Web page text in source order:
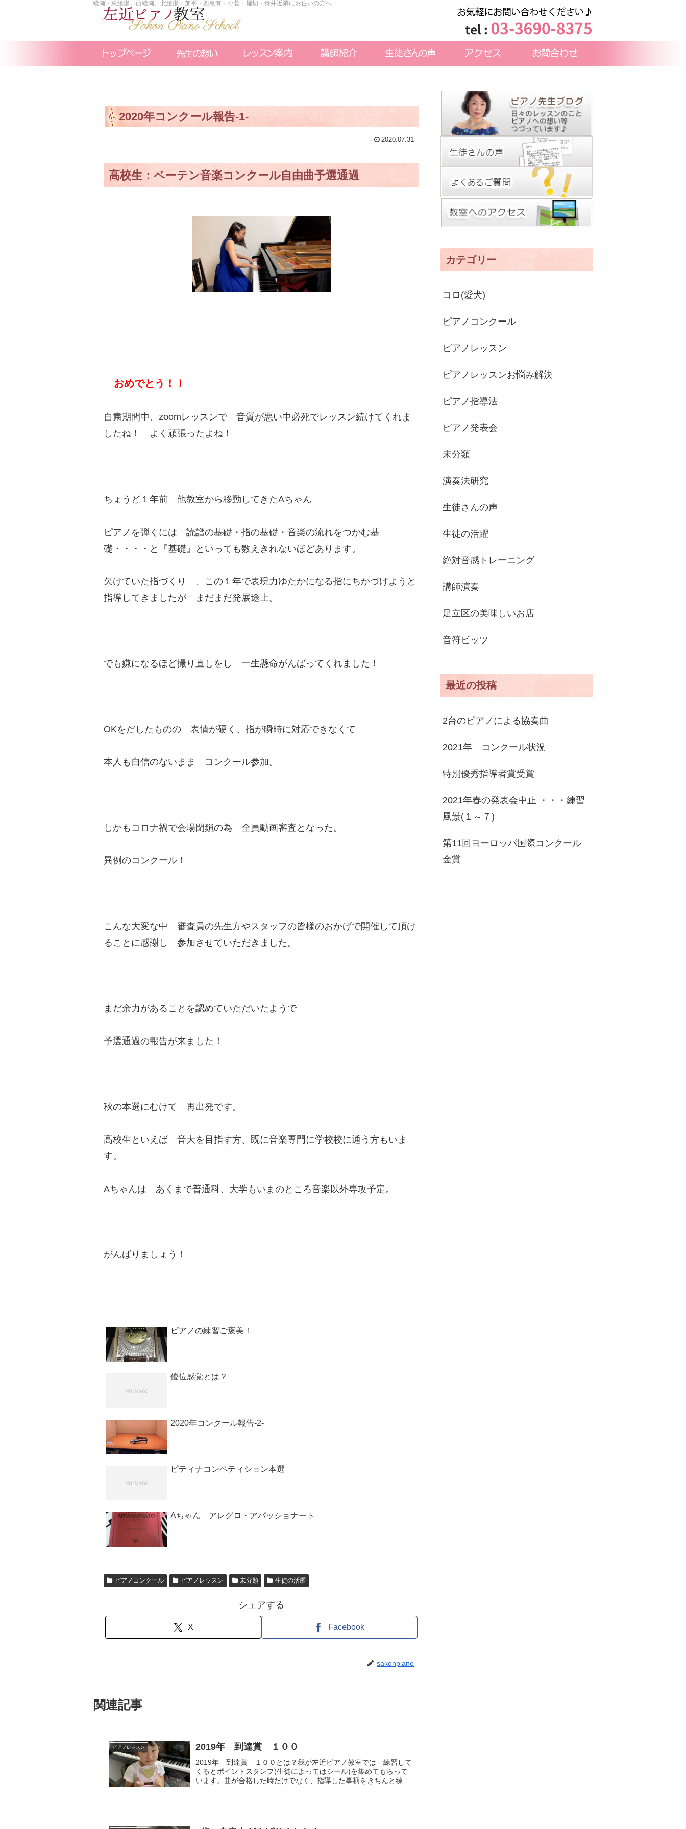
綾瀬・東綾瀬、西綾瀬、北綾瀬・加平・西亀有・小菅・堀切・青井近隣にお住いの方へ
2020年コンクール報告-1-
2020.07.31
高校生：ベーテン音楽コンクール自由曲予選通過
おめでとう！！
自粛期間中、zoomレッスンで 音質が悪い中必死でレッスン続けてくれま
したね！ よく頑張ったよね！
ちょうど１年前 他教室から移動してきたAちゃん
ピアノを弾くには 読譜の基礎・指の基礎・音楽の流れをつかむ基
礎・・・・と『基礎』といっても数えきれないほどあります。
欠けていた指づくり 、この１年で表現力ゆたかになる指にちかづけようと
指導してきましたが まだまだ発展途上。
でも嫌になるほど撮り直しをし 一生懸命がんばってくれました！
OKをだしたものの 表情が硬く、指が瞬時に対応できなくて
本人も自信のないまま コンクール参加。
しかもコロナ禍で会場閉鎖の為 全員動画審査となった。
異例のコンクール！
こんな大変な中 審査員の先生方やスタッフの皆様のおかげで開催して頂け
ることに感謝し 参加させていただきました。
まだ余力があることを認めていただいたようで
予選通過の報告が来ました！
秋の本選にむけて 再出発です。
高校生といえば 音大を目指す方、既に音楽専門に学校校に通う方もいま
す。
Aちゃんは あくまで普通科、大学もいまのところ音楽以外専攻予定。
がんばりましょう！
ピアノの練習ご褒美！
優位感覚とは？
2020年コンクール報告-2-
ピティナコンペティション本選
Aちゃん アレグロ・アパッショナート
ピアノコンクール ピアノレッスン 未分類 生徒の活躍
シェアする
X Facebook
sakonpiano
関連記事
ピアノレッスン 2019年 到達賞 １００
2019年 到達賞 １００とは？我が左近ピアノ教室では 練習して
くるとポイントスタンプ(生徒によってはシール)を集めてもらって
います。曲が合格した時だけでなく、指導した事柄をきちんと練習
カテゴリー
コロ(愛犬)
ピアノコンクール
ピアノレッスン
ピアノレッスンお悩み解決
ピアノ指導法
ピアノ発表会
未分類
演奏法研究
生徒さんの声
生徒の活躍
絶対音感トレーニング
講師演奏
足立区の美味しいお店
音符ビッツ
最近の投稿
2台のピアノによる協奏曲
2021年 コンクール状況
特別優秀指導者賞受賞
2021年春の発表会中止 ・・・練習
風景(１～７)
第11回ヨーロッパ国際コンクール
金賞